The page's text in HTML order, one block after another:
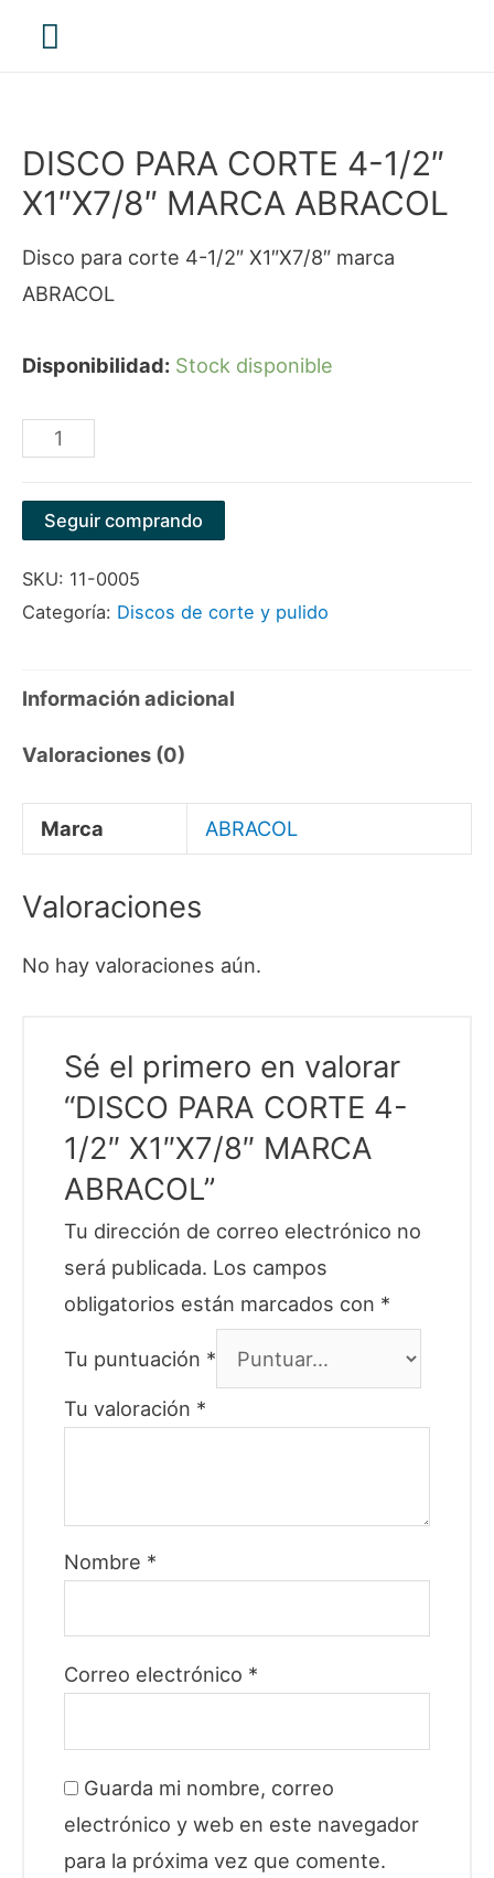
Menú
DISCO PARA CORTE 4-1/2″
X1″X7/8″ MARCA ABRACOL
Disco para corte 4-1/2″ X1″X7/8″ marca
ABRACOL
Disponibilidad: Stock disponible
DISCO
CORTE
4-
1/2"
X1"X7/8"
ABRACOL
Seguir comprando
SKU: 11-0005
Categoría: Discos de corte y pulido
Información adicional
Valoraciones (0)
Marca ABRACOL
Valoraciones
No hay valoraciones aún.
Sé el primero en valorar
“DISCO PARA CORTE 4-
1/2″ X1″X7/8″ MARCA
ABRACOL”
Tu dirección de correo electrónico no
será publicada. Los campos
obligatorios están marcados con *
Tu puntuación *
Tu valoración *
Nombre *
Correo electrónico *
Guarda mi nombre, correo
electrónico y web en este navegador
para la próxima vez que comente.